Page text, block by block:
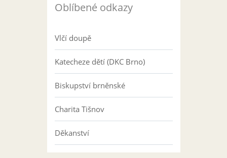
Oblíbené odkazy
Vlčí doupě
Katecheze dětí (DKC Brno)
Biskupství brněnské
Charita Tišnov
Děkanství